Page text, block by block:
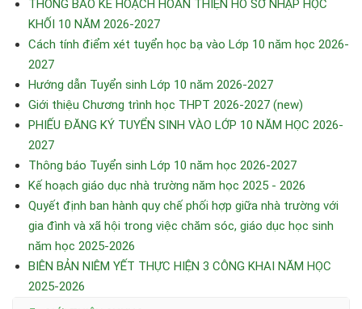
THÔNG BÁO KẾ HOẠCH HOÀN THIỆN HỒ SƠ NHẬP HỌC
KHỐI 10 NĂM 2026-2027
Cách tính điểm xét tuyển học bạ vào Lớp 10 năm học 2026-
2027
Hướng dẫn Tuyển sinh Lớp 10 năm 2026-2027
Giới thiệu Chương trình học THPT 2026-2027 (new)
PHIẾU ĐĂNG KÝ TUYỂN SINH VÀO LỚP 10 NĂM HỌC 2026-
2027
Thông báo Tuyển sinh Lớp 10 năm học 2026-2027
Kế hoạch giáo dục nhà trường năm học 2025 - 2026
Quyết định ban hành quy chế phối hợp giữa nhà trường với
gia đình và xã hội trong việc chăm sóc, giáo dục học sinh
năm học 2025-2026
BIÊN BẢN NIÊM YẾT THỰC HIỆN 3 CÔNG KHAI NĂM HỌC
2025-2026